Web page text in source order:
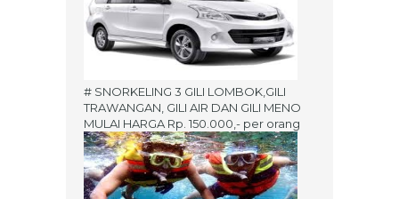
# SNORKELING 3 GILI LOMBOK,GILI
TRAWANGAN, GILI AIR DAN GILI MENO
MULAI HARGA Rp. 150.000,- per orang